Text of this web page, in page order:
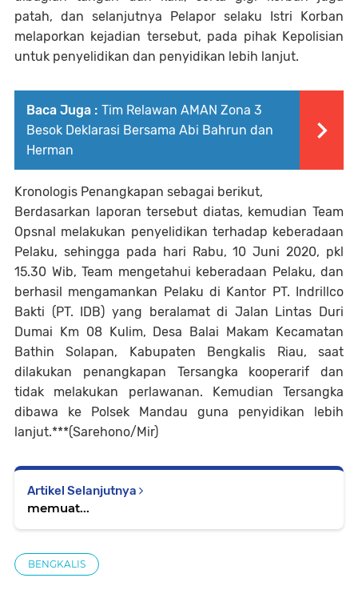
patah, dan selanjutnya Pelapor selaku Istri Korban
melaporkan kejadian tersebut, pada pihak Kepolisian
untuk penyelidikan dan penyidikan lebih lanjut.
Baca Juga : Tim Relawan AMAN Zona 3
Besok Deklarasi Bersama Abi Bahrun dan
Herman
Kronologis Penangkapan sebagai berikut,
Berdasarkan laporan tersebut diatas, kemudian Team
Opsnal melakukan penyelidikan terhadap keberadaan
Pelaku, sehingga pada hari Rabu, 10 Juni 2020, pkl
15.30 Wib, Team mengetahui keberadaan Pelaku, dan
berhasil mengamankan Pelaku di Kantor PT. Indrillco
Bakti (PT. IDB) yang beralamat di Jalan Lintas Duri
Dumai Km 08 Kulim, Desa Balai Makam Kecamatan
Bathin Solapan, Kabupaten Bengkalis Riau, saat
dilakukan penangkapan Tersangka kooperarif dan
tidak melakukan perlawanan. Kemudian Tersangka
dibawa ke Polsek Mandau guna penyidikan lebih
lanjut.***(Sarehono/Mir)
Artikel Selanjutnya
memuat...
BENGKALIS